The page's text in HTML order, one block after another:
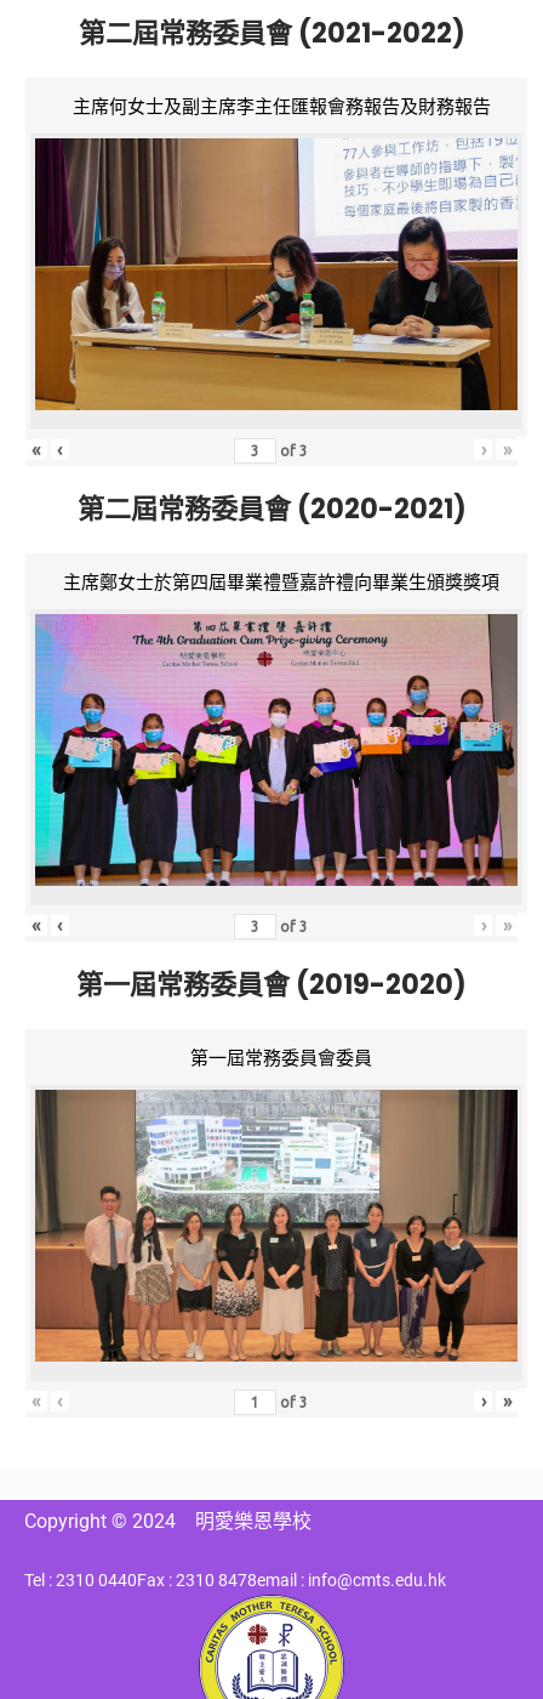
第二屆常務委員會 (2021-2022)
主席何女士及副主席李主任匯報會務報告及財務報告
« ‹ of3 › »
第二屆常務委員會 (2020-2021)
主席鄭女士於第四屆畢業禮暨嘉許禮向畢業生頒獎獎項
« ‹ of3 › »
第一屆常務委員會 (2019-2020)
第一屆常務委員會委員
« ‹ of3 › »
Copyright © 2024 明愛樂恩學校
Tel : 2310 0440Fax : 2310 8478email : info@cmts.edu.hk